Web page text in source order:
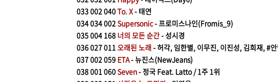
033002 040To. X- 태연
​034034 002Supersonic- 프로미스나인(Fromis_9)
035004 168 너의 모든 순간- 성시경
036027 011오래된 노래 - 허각, 임한별, 이무진, 이진성, 김희재, #
037002059 ETA- 뉴진스(NewJeans)
038001 060Seven- 정국 Feat. Latto / 1주 1위